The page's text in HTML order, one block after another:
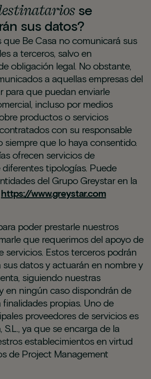
se
sus datos?
que Be Casa no comunicará sus
a terceros, salvo en
obligación legal. No obstante,
a aquellas empresas del
para que puedan enviarle
incluso por medios
productos o servicios
con su responsable
siempre que lo haya consentido.
ofrecen servicios de
tipologías. Puede
del Grupo Greystar en la
https://www.greystar.com
poder prestarle nuestros
que requerimos del apoyo de
servicios. Estos terceros podrán
datos y actuarán en nombre y
siguiendo nuestras
en ningún caso dispondrán de
propias. Uno de
proveedores de servicios es
S.L., ya que se encarga de la
establecimientos en virtud
de Project Management